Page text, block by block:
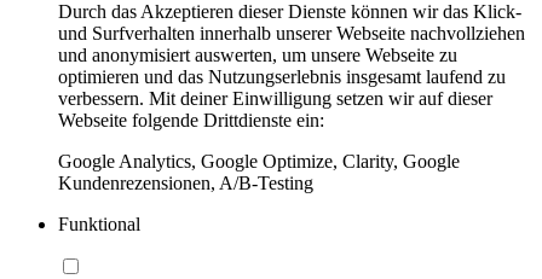
Durch das Akzeptieren dieser Dienste können wir das Klick-
und Surfverhalten innerhalb unserer Webseite nachvollziehen
und anonymisiert auswerten, um unsere Webseite zu
optimieren und das Nutzungserlebnis insgesamt laufend zu
verbessern. Mit deiner Einwilligung setzen wir auf dieser
Webseite folgende Drittdienste ein:
Google Analytics, Google Optimize, Clarity, Google
Kundenrezensionen, A/B-Testing
Funktional